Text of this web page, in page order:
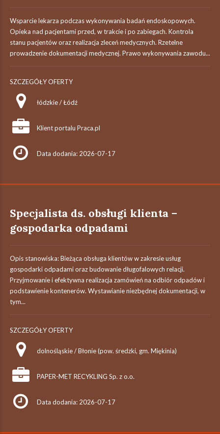
Wsparcie lekarza podczas wykonywania badań endoskopowych.
Opieka nad pacjentami przed, w trakcie i po zabiegach. Kontrola
stanu pacjentów oraz realizacja zleceń medycznych. Rzetelne
prowadzenie dokumentacji medycznej. Prawo wykonywania zawodu...
SZCZEGÓŁY OFERTY
łódzkie / Łódź
Klient portalu Praca.pl
Data dodania: 2026-07-17
Specjalista ds. obsługi klienta –
gospodarka odpadami
Opis stanowiska: Bieżąca obsługa klientów w zakresie usług
gospodarki odpadami oraz budowanie długofalowych relacji.
Przyjmowanie i efektywna realizacja zamówień na odbiór odpadów i
podstawienie kontenerów. Wystawianie niezbędnej dokumentacji, w
tym...
SZCZEGÓŁY OFERTY
dolnośląskie / Błonie (pow. średzki, gm. Miękinia)
PAPER-MET RECYKLING Sp. z o.o.
Data dodania: 2026-07-17